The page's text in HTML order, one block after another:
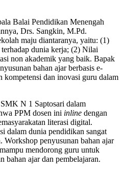
Balai Pendidikan Menengah
Drs. Sangkin, M.Pd.
maju diantaranya, yaitu: (1)
terhadap dunia kerja; (2) Nilai
non akademik yang baik. Bapak
bahan ajar berbasis e-
kompetensi dan inovasi guru dalam
N 1 Saptosari dalam
PPM dosen ini inline dengan
literasi digital.
dalam dunia pendidikan sangat
Workshop penyusunan bahan ajar
mendorong guru untuk
bahan ajar dan pembelajaran.